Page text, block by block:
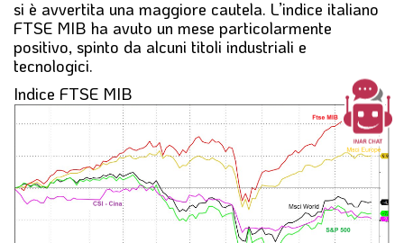
si è avvertita una maggiore cautela. L’indice italiano
FTSE MIB ha avuto un mese particolarmente
positivo, spinto da alcuni titoli industriali e
tecnologici.
Indice FTSE MIB